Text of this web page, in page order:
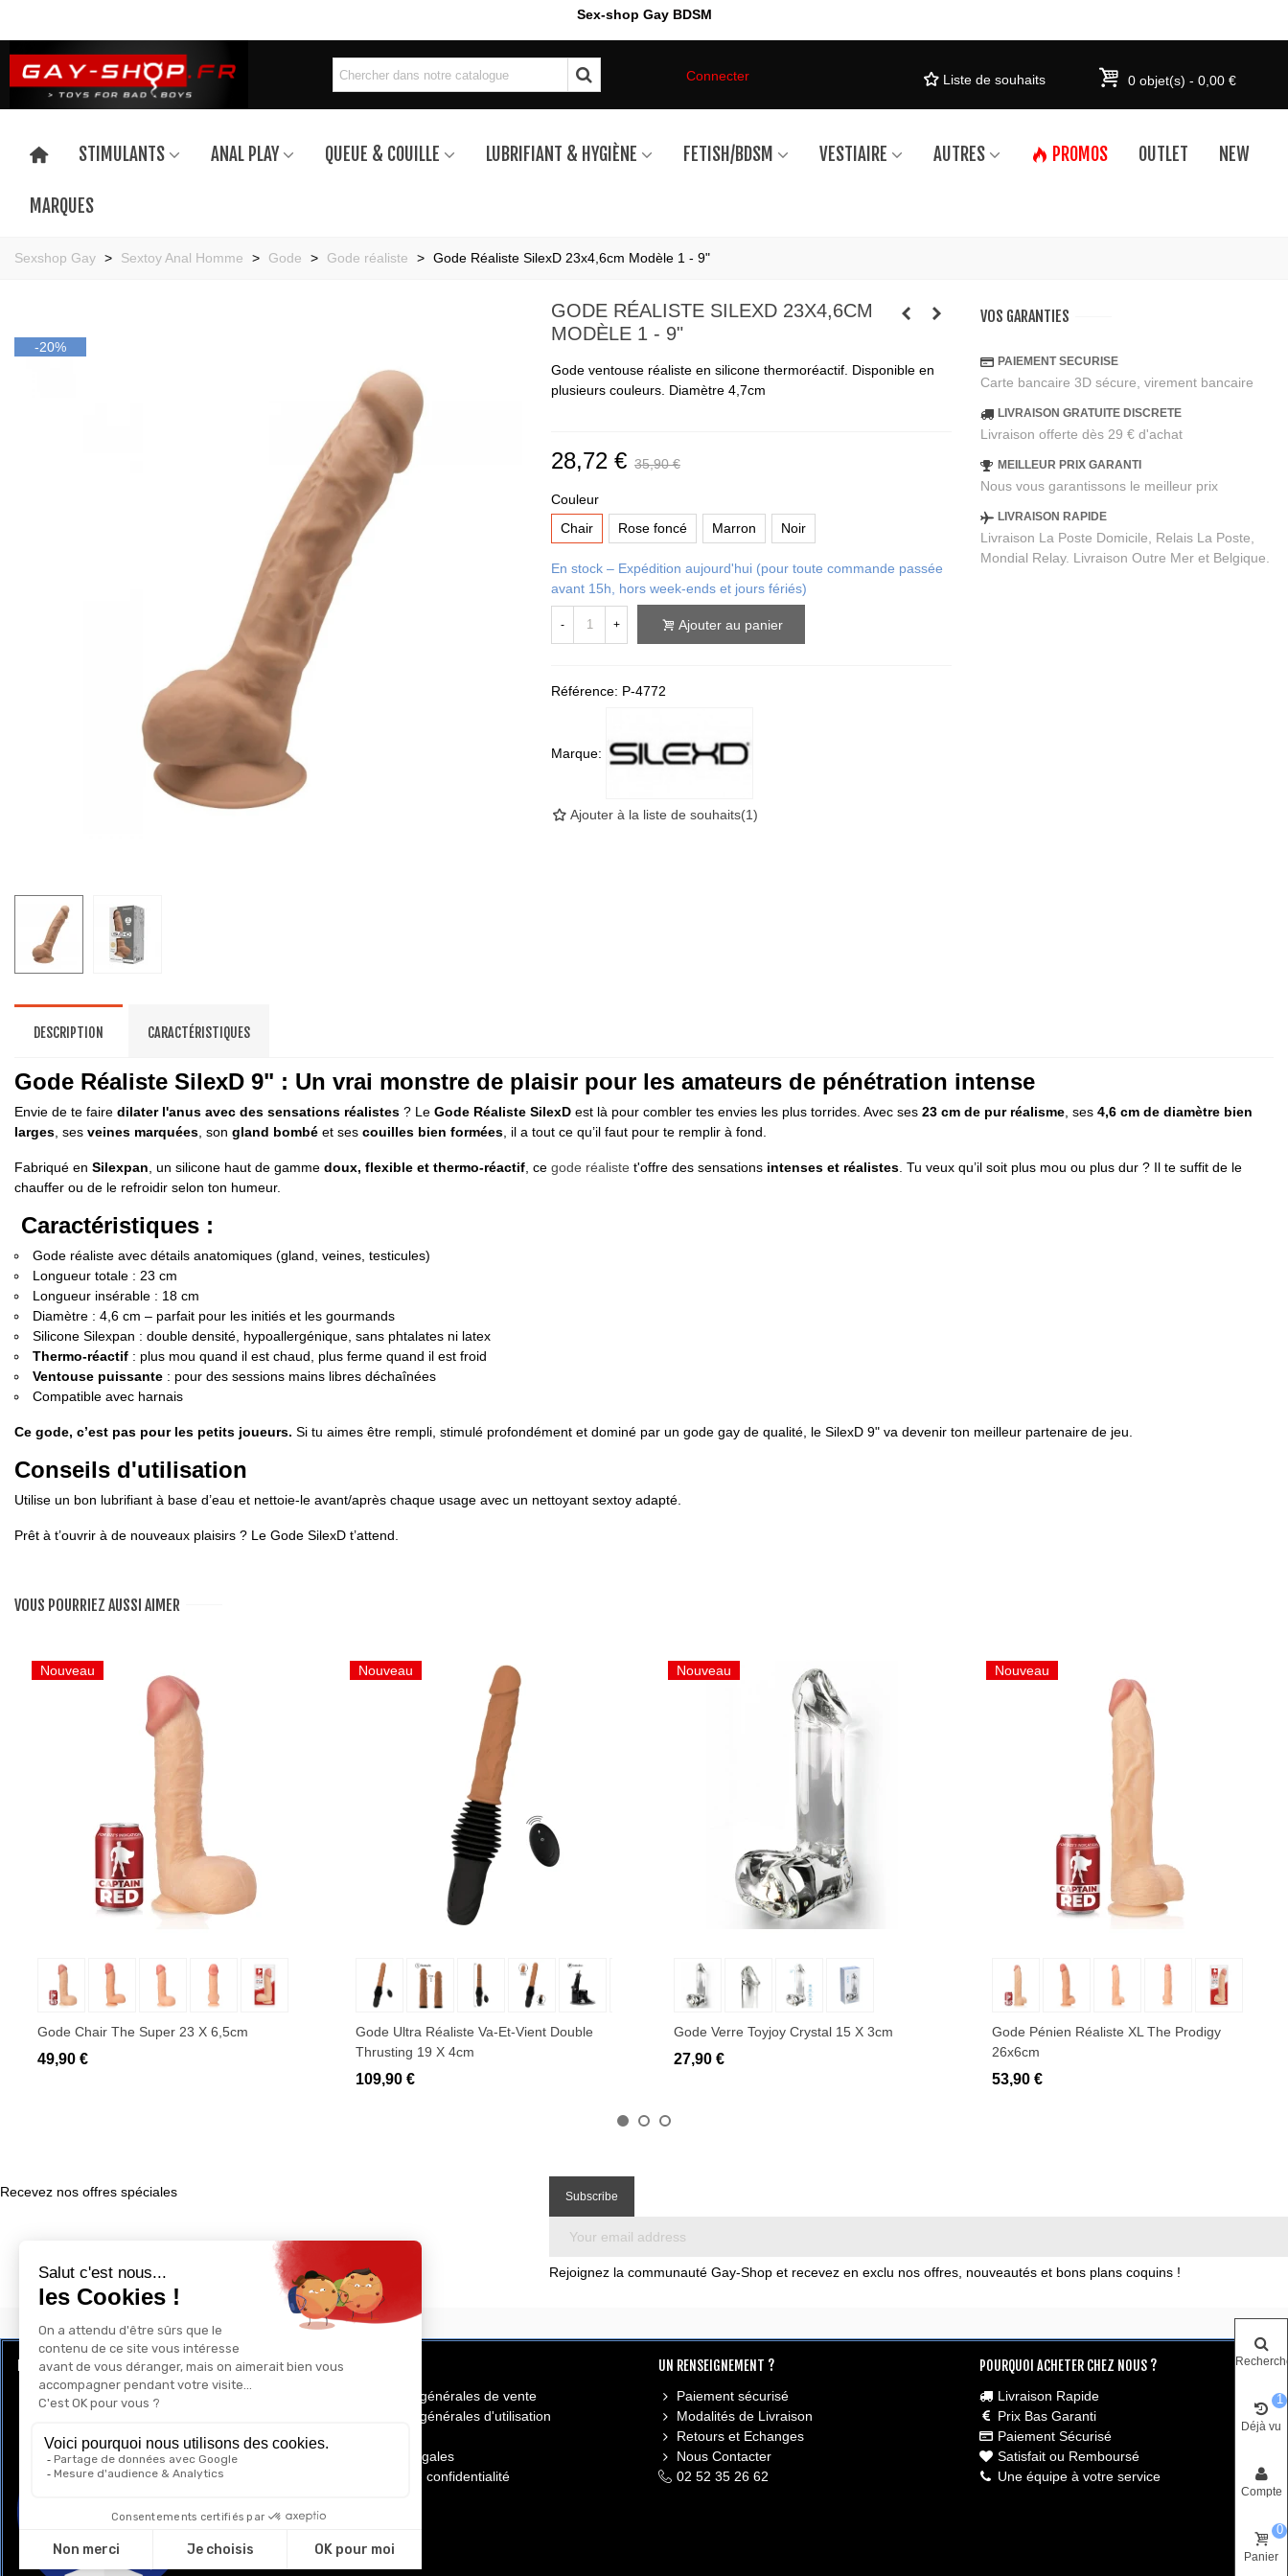
Sex-shop Gay BDSM
Connecter Liste de souhaits 0 objet(s) - 0,00 €
STIMULANTS ANAL PLAY QUEUE & COUILLE LUBRIFIANT & HYGIÈNE FETISH/BDSM VESTIAIRE AUTRES PROMOS OUTLET NEW
MARQUES
Sexshop Gay > Sextoy Anal Homme > Gode > Gode réaliste > Gode Réaliste SilexD 23x4,6cm Modèle 1 - 9"
-20%
GODE RÉALISTE SILEXD 23X4,6CM
MODÈLE 1 - 9"
Gode ventouse réaliste en silicone thermoréactif. Disponible en
plusieurs couleurs. Diamètre 4,7cm
28,72 € 35,90 €
Couleur
Chair
Rose foncé Marron Noir
En stock – Expédition aujourd'hui (pour toute commande passée
avant 15h, hors week-ends et jours fériés)
- + Ajouter au panier
Référence: P-4772
Marque:
Ajouter à la liste de souhaits(1)
VOS GARANTIES
PAIEMENT SECURISE
Carte bancaire 3D sécure, virement bancaire
LIVRAISON GRATUITE DISCRETE
Livraison offerte dès 29 € d'achat
MEILLEUR PRIX GARANTI
Nous vous garantissons le meilleur prix
LIVRAISON RAPIDE
Livraison La Poste Domicile, Relais La Poste,
Mondial Relay. Livraison Outre Mer et Belgique.
DESCRIPTION CARACTÉRISTIQUES
Gode Réaliste SilexD 9" : Un vrai monstre de plaisir pour les amateurs de pénétration intense
Envie de te faire dilater l'anus avec des sensations réalistes ? Le Gode Réaliste SilexD est là pour combler tes envies les plus torrides. Avec ses 23 cm de pur réalisme , ses 4,6 cm de diamètre bien
larges , ses veines marquées , son gland bombé et ses couilles bien formées , il a tout ce qu’il faut pour te remplir à fond.
Fabriqué en Silexpan , un silicone haut de gamme doux, flexible et thermo-réactif , ce gode réaliste t'offre des sensations intenses et réalistes . Tu veux qu’il soit plus mou ou plus dur ? Il te suffit de le
chauffer ou de le refroidir selon ton humeur.
Caractéristiques :
Gode réaliste avec détails anatomiques (gland, veines, testicules)
Longueur totale : 23 cm
Longueur insérable : 18 cm
Diamètre : 4,6 cm – parfait pour les initiés et les gourmands
Silicone Silexpan : double densité, hypoallergénique, sans phtalates ni latex
Thermo-réactif : plus mou quand il est chaud, plus ferme quand il est froid
Ventouse puissante : pour des sessions mains libres déchaînées
Compatible avec harnais
Ce gode, c’est pas pour les petits joueurs. Si tu aimes être rempli, stimulé profondément et dominé par un gode gay de qualité, le SilexD 9" va devenir ton meilleur partenaire de jeu.
Conseils d'utilisation
Utilise un bon lubrifiant à base d’eau et nettoie-le avant/après chaque usage avec un nettoyant sextoy adapté.
Prêt à t’ouvrir à de nouveaux plaisirs ? Le Gode SilexD t’attend.
VOUS POURRIEZ AUSSI AIMER
Nouveau
Ajouter au panier
Gode Chair The Super 23 X 6,5cm
49,90 €
Nouveau
Ajouter au panier
Gode Ultra Réaliste Va-Et-Vient Double
Thrusting 19 X 4cm
109,90 €
Nouveau
Ajouter au panier
Gode Verre Toyjoy Crystal 15 X 3cm
27,90 €
Nouveau
Ajouter au panier
Gode Pénien Réaliste XL The Prodigy
26x6cm
53,90 €
Recevez nos offres spéciales
Rejoignez la communauté Gay-Shop et recevez en exclu nos offres, nouveautés et bons plans coquins !
LE CLUB RÉCOMPENSE ET PRIVILÈGE
Programme de Fidélité
GAY-SHOP
Conditions générales de vente
Conditions générales d'utilisation
Mentions légales
Politique de confidentialité
UN RENSEIGNEMENT ?
Paiement sécurisé
Modalités de Livraison
Retours et Echanges
Nous Contacter
02 52 35 26 62
POURQUOI ACHETER CHEZ NOUS ?
Livraison Rapide
Prix Bas Garanti
Paiement Sécurisé
Satisfait ou Remboursé
Une équipe à votre service
Déjà vu
1
Compte
Panier
0